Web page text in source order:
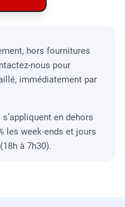
hors fournitures
nous pour
immédiatement par
en dehors
les week-ends et jours
à 7h30).